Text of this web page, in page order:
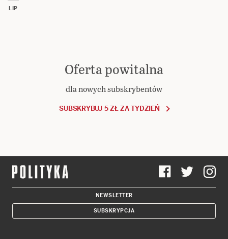
LIP
Oferta powitalna
dla nowych subskrybentów
SUBSKRYBUJ 5 ZŁ ZA TYDZIEŃ
NEWSLETTER
SUBSKRYPCJA